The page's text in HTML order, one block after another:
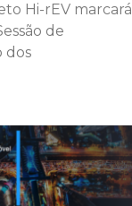
Hi-rEV marcará
de
dos